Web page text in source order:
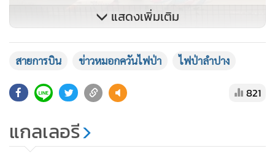
ด้วยไฟป่าลุกไหม้ต่อเนื่องหลายวัน ทำให้สภาพอากาศในตัวเมือง
ลำปาง ท้องฟ้าเป็นสีขาวขุ่นไปทั่ว ประชาชนเริ่มรู้สึกระคายเคือง
ดวงตา แสบคอแสบจมูก ส่วนค่าฝุ่นละอองขนาดเล็กที่ปกคลุมตัว
แสดงเพิ่มเติม
สายการบิน ข่าวหมอกควันไฟป่า ไฟป่าลำปาง
821
แกลเลอรี